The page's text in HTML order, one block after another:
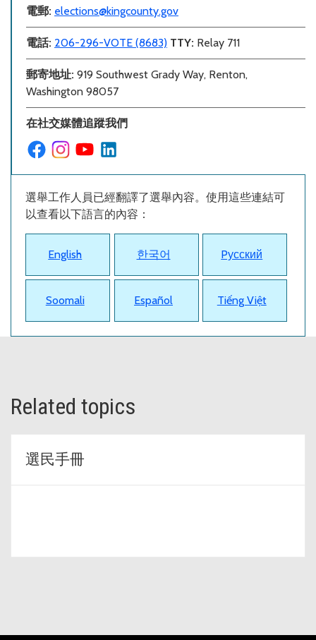
電郵: elections@kingcounty.gov
電話: 206-296-VOTE (8683) TTY: Relay 711
郵寄地址: 919 Southwest Grady Way, Renton,
Washington 98057
在社交媒體追蹤我們
選舉工作人員已經翻譯了選舉內容。使用這些連結可
以查看以下語言的內容：
English 한국어 Pусский
Soomali Español Tiếng Việt
Related topics
選民手冊